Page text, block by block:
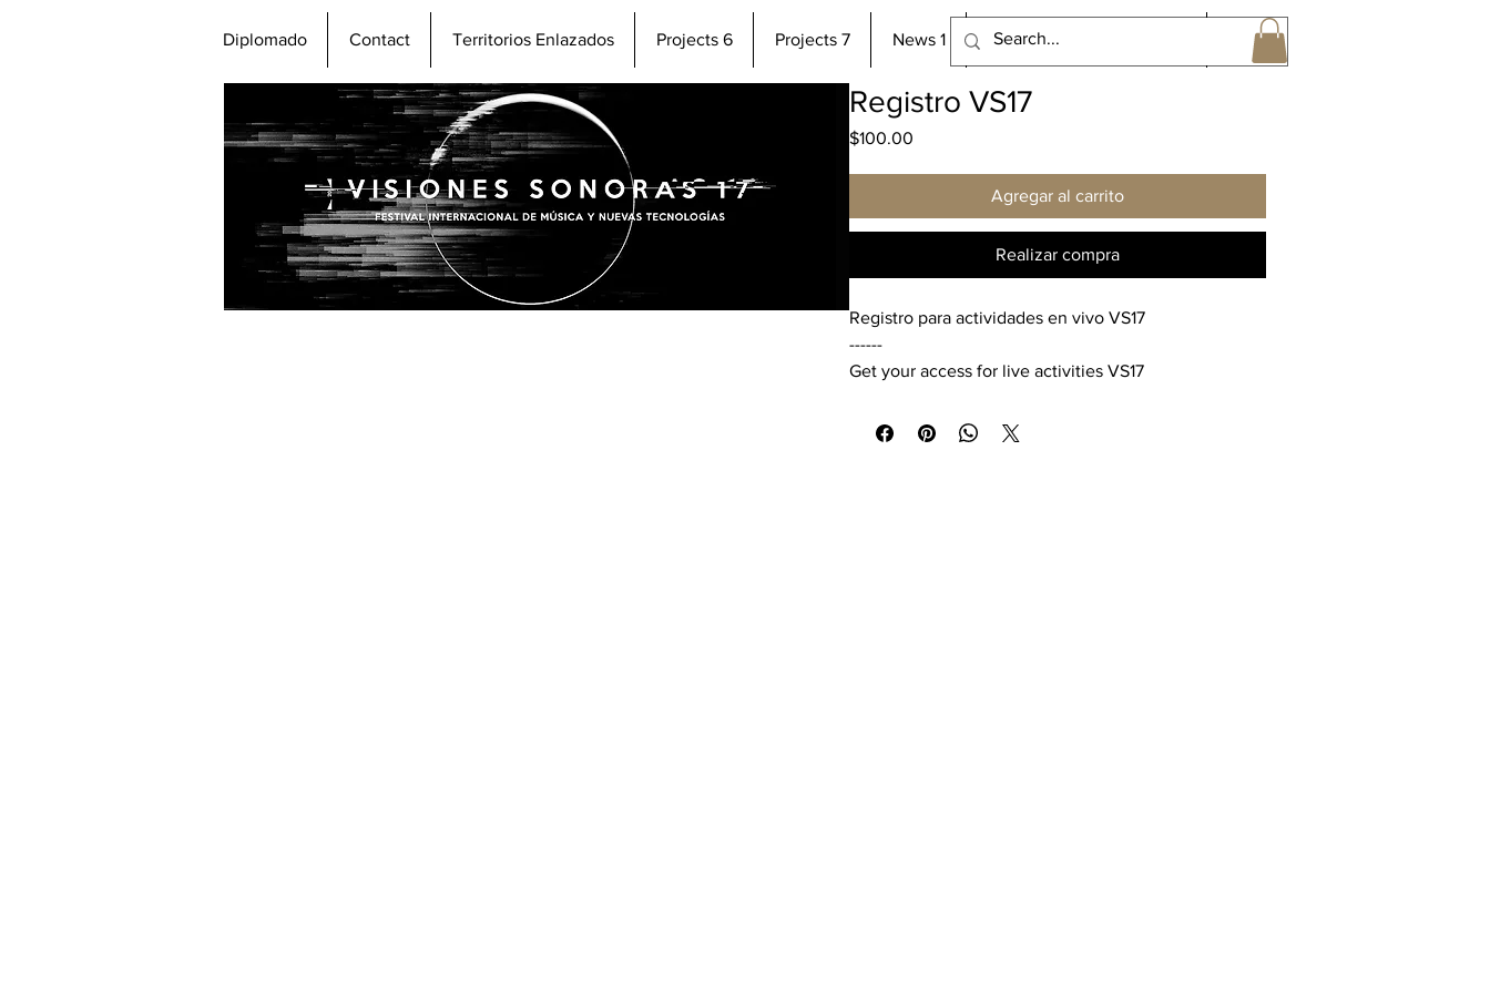
Diplomado Contact Territorios Enlazados Projects 6 Projects 7 News 1 Perspectivas Sonoras Gral More
Registro VS17
$100.00
Agregar al carrito
Realizar compra
Registro para actividades en vivo VS17
------
Get your access for live activities VS17